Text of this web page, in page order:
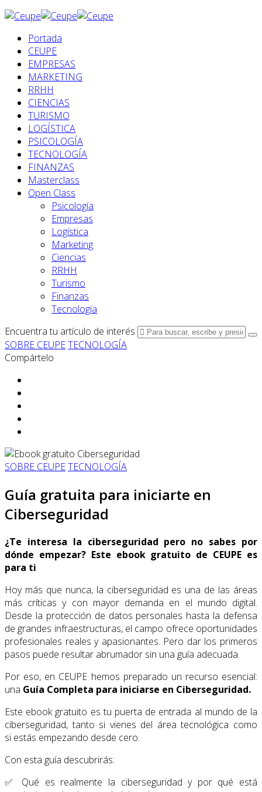
Portada
CEUPE
EMPRESAS
MARKETING
RRHH
CIENCIAS
TURISMO
LOGÍSTICA
PSICOLOGÍA
TECNOLOGÍA
FINANZAS
Masterclass
Open Class
Psicología
Empresas
Logística
Marketing
Ciencias
RRHH
Turismo
Finanzas
Tecnología
Encuentra tu artículo de interés
SOBRE CEUPETECNOLOGÍA
Compártelo
SOBRE CEUPETECNOLOGÍA
Guía gratuita para iniciarte en
Ciberseguridad
¿Te interesa la ciberseguridad pero no sabes por
dónde empezar? Este ebook gratuito de CEUPE es
para ti
Hoy más que nunca, la ciberseguridad es una de las áreas
más críticasy con mayor demanda en el mundo digital.
Desde la protección de datos personales hasta la defensa
de grandes infraestructuras, el campo ofrece oportunidades
profesionales realesy apasionantes. Pero dar los primeros
pasos puede resultar abrumador sin una guía adecuada.
Por eso, en CEUPE hemos preparado un recurso esencial:
una Guía Completa para iniciarse en Ciberseguridad.
Este ebook gratuito estu puerta de entrada al mundo de la
ciberseguridad,tanto si vienes del áreatecnológica como
si estás empezando desde cero.
Con esta guía descubrirás:
✅ Qué es realmente la ciberseguridady por qué está